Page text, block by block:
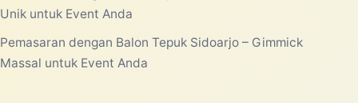
Unik untuk Event Anda
Pemasaran dengan Balon Tepuk Sidoarjo – Gimmick
Massal untuk Event Anda